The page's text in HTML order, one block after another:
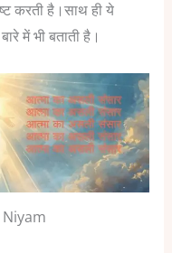
करती है।साथ ही ये
में भी बताती है।
Niyam